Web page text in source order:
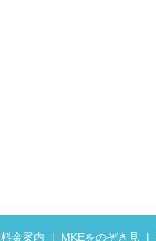
料金案内 MKEをのぞき見